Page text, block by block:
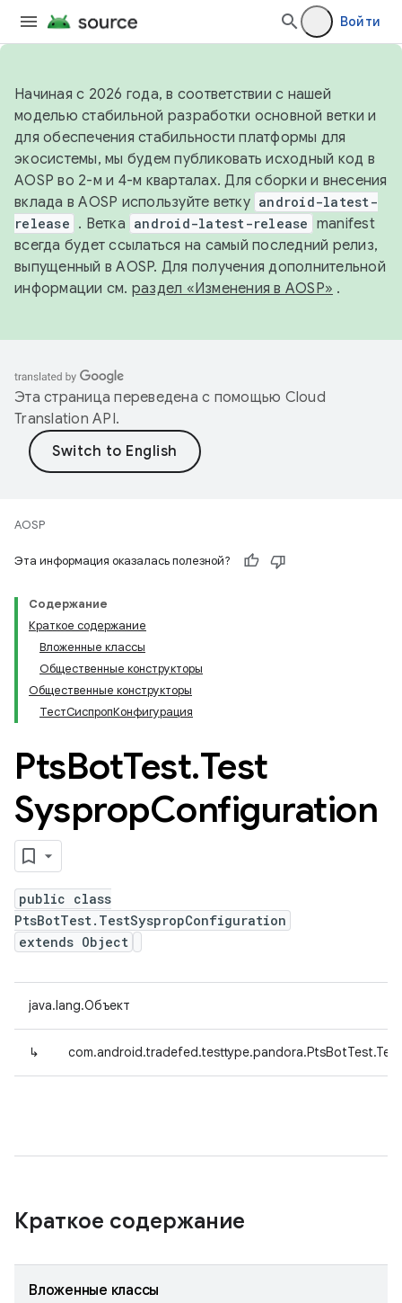
Войти
Начиная с 2026 года, в соответствии с нашей
моделью стабильной разработки основной ветки и
для обеспечения стабильности платформы для
экосистемы, мы будем публиковать исходный код в
AOSP во 2-м и 4-м кварталах. Для сборки и внесения
вклада в AOSP используйте ветку android-latest-
release . Ветка android-latest-release manifest
всегда будет ссылаться на самый последний релиз,
выпущенный в AOSP. Для получения дополнительной
информации см. раздел «Изменения в AOSP» .
Эта страница переведена с помощью Cloud
Translation API.
AOSP
Эта информация оказалась полезной?
Содержание
Краткое содержание
Вложенные классы
Общественные конструкторы
Общественные конструкторы
ТестСиспропКонфигурация
PtsBotTest.Test
SyspropConfiguration
public class
PtsBotTest.TestSyspropConfiguration
extends Object
java.lang.Объект
↳
Краткое содержание
Вложенные классы